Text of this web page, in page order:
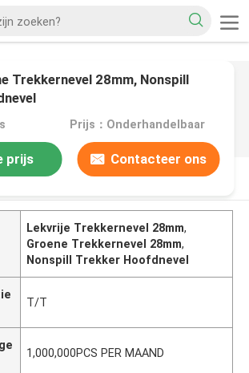
Trekkernevel 28mm, Nonspill
Prijs：Onderhandelbaar
prijs
Contacteer ons
Lekvrije Trekkernevel 28mm,
Groene Trekkernevel 28mm,
Nonspill Trekker Hoofdnevel
T/T
1,000,000PCS PER MAAND